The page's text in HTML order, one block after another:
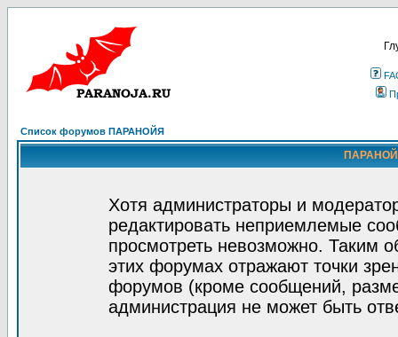
Список форумов ПАРАНОЙЯ
Хотя администраторы и
редактировать неприемлемые
просмотреть невозможно. Таким
этих форумах отражают точки
форумов (кроме сообщений,
администрация не может быть